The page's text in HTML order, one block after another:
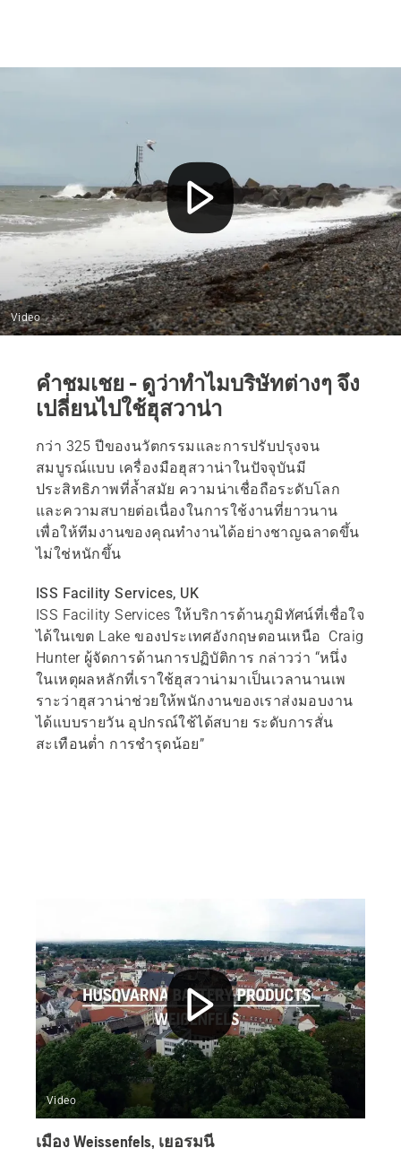
Video
คำชมเชย - ดูว่าทำไมบริษัทต่างๆ จึง
เปลี่ยนไปใช้ฮุสวาน่า
กว่า 325 ปีของนวัตกรรมและการปรับปรุงจน
สมบูรณ์แบบ เครื่องมือฮุสวาน่าในปัจจุบันมี
ประสิทธิภาพที่ล้ำสมัย ความน่าเชื่อถือระดับโลก
และความสบายต่อเนื่องในการใช้งานที่ยาวนาน
เพื่อให้ทีมงานของคุณทำงานได้อย่างชาญฉลาดขึ้น
ไม่ใช่หนักขึ้น
ISS Facility Services, UK
ISS Facility Services ให้บริการด้านภูมิทัศน์ที่เชื่อใจ
ได้ในเขต Lake ของประเทศอังกฤษตอนเหนือ Craig
Hunter ผู้จัดการด้านการปฏิบัติการ กล่าวว่า “หนึ่ง
ในเหตุผลหลักที่เราใช้ฮุสวาน่ามาเป็นเวลานานเพ
ราะว่าฮุสวาน่าช่วยให้พนักงานของเราส่งมอบงาน
ได้แบบรายวัน อุปกรณ์ใช้ได้สบาย ระดับการสั่น
สะเทือนต่ำ การชำรุดน้อย”
Video
เมือง Weissenfels, เยอรมนี